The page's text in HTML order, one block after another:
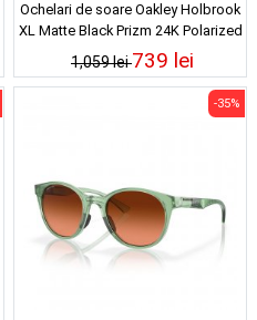
Ochelari de soare Oakley Holbrook
XL Matte Black Prizm 24K Polarized
1,059 lei739 lei
-35%